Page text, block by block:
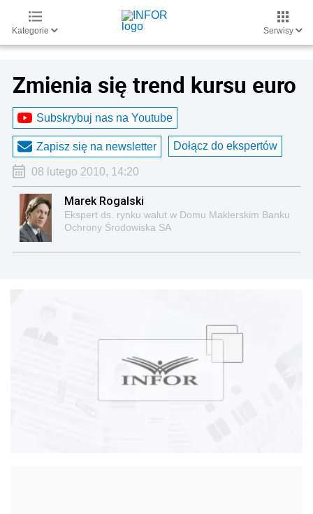
Kategorie Serwisy
Zmienia się trend kursu euro
Subskrybuj nas na Youtube
Zapisz się na newsletter Dołącz do ekspertów
08 lutego 2010, 14:20
Marek Rogalski
Ekspert ds. rynku walut w Domu Maklerskim Banku
Ochrony Środowiska SA